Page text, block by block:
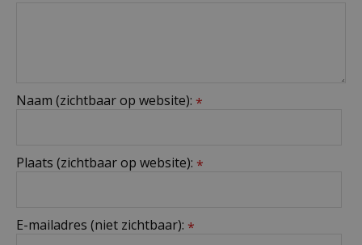
Naam (zichtbaar op website): *
Plaats (zichtbaar op website): *
E-mailadres (niet zichtbaar): *